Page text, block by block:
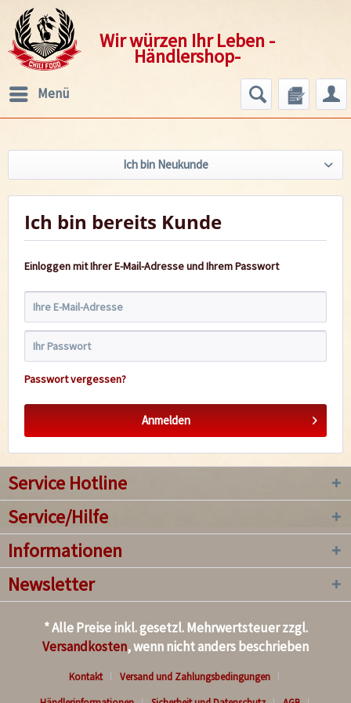
Wir würzen Ihr Leben -
Händlershop-
Menü
Ich bin Neukunde
Ich bin bereits Kunde
Einloggen mit Ihrer E-Mail-Adresse und Ihrem Passwort
Passwort vergessen?
Anmelden
Service Hotline
Service/Hilfe
Informationen
Newsletter
* Alle Preise inkl. gesetzl. Mehrwertsteuer zzgl.
Versandkosten, wenn nicht anders beschrieben
Kontakt
Versand und Zahlungsbedingungen